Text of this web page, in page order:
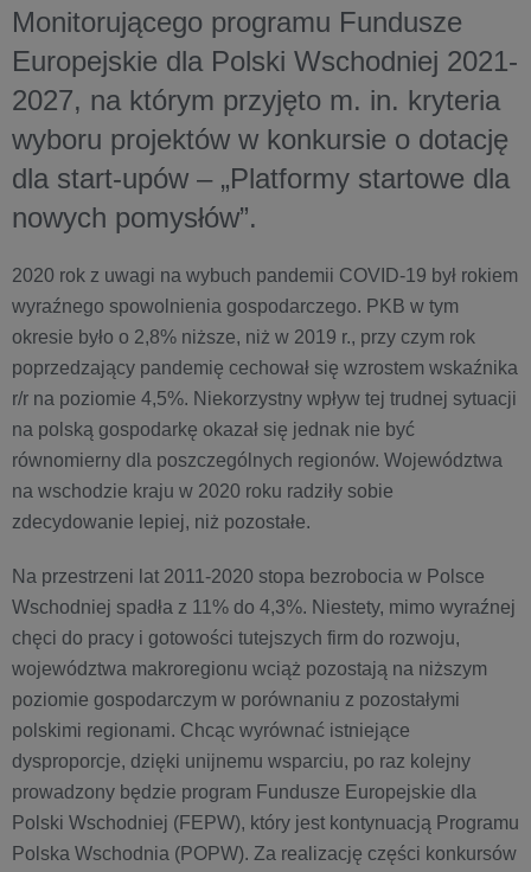
Monitorującego programu Fundusze
Europejskie dla Polski Wschodniej 2021-
2027, na którym przyjęto m. in. kryteria
wyboru projektów w konkursie o dotację
dla start-upów – „Platformy startowe dla
nowych pomysłów”.
2020 rok z uwagi na wybuch pandemii COVID-19 był rokiem
wyraźnego spowolnienia gospodarczego. PKB w tym
okresie było o 2,8% niższe, niż w 2019 r., przy czym rok
poprzedzający pandemię cechował się wzrostem wskaźnika
r/r na poziomie 4,5%. Niekorzystny wpływ tej trudnej sytuacji
na polską gospodarkę okazał się jednak nie być
równomierny dla poszczególnych regionów. Województwa
na wschodzie kraju w 2020 roku radziły sobie
zdecydowanie lepiej, niż pozostałe.
Na przestrzeni lat 2011-2020 stopa bezrobocia w Polsce
Wschodniej spadła z 11% do 4,3%. Niestety, mimo wyraźnej
chęci do pracy i gotowości tutejszych firm do rozwoju,
województwa makroregionu wciąż pozostają na niższym
poziomie gospodarczym w porównaniu z pozostałymi
polskimi regionami. Chcąc wyrównać istniejące
dysproporcje, dzięki unijnemu wsparciu, po raz kolejny
prowadzony będzie program Fundusze Europejskie dla
Polski Wschodniej (FEPW), który jest kontynuacją Programu
Polska Wschodnia (POPW). Za realizację części konkursów